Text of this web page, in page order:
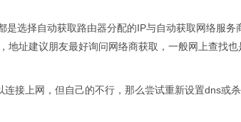
选择自动获取路由器分配的IP与自动获取网络服务
址建议朋友最好询问网络商获取，一般网上查找也
接上网，但自己的不行，那么尝试重新设置dns或